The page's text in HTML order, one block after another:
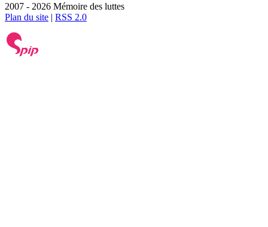
2007 - 2026 Mémoire des luttes
Plan du site | RSS 2.0